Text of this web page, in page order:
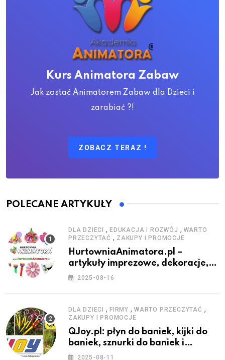
Kurs Animatora Zabaw
Jak zostać Animatorem Zabaw dla Dzieci i
zarabiać ?!
ZOBACZ TERAZ !
POLECANE ARTYKUŁY
DLA DZIECI , EDUKACJA I ROZWÓJ , WARTO
PRZECZYTAĆ , ZAKUPY I PROMOCJE
HurtowniaAnimatora.pl –
artykuły imprezowe, dekoracje,
stroje i akcesoria dla animatorów
2025-08-16
DLA DZIECI , FIRMY , WARTO PRZECZYTAĆ ,
ZAKUPY I PROMOCJE
QJoy.pl: płyn do baniek, kijki do
baniek, sznurki do baniek i
zestawy do baniek
2025-08-11